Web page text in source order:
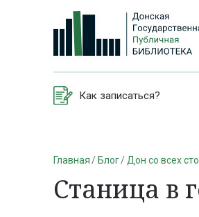
Как записаться?
Главная Блог Дон со всех
Станица в